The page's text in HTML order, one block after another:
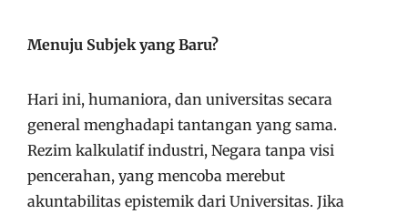
Menuju Subjek yang Baru?
Hari ini, humaniora, dan universitas secara
general menghadapi tantangan yang sama.
Rezim kalkulatif industri, Negara tanpa visi
pencerahan, yang mencoba merebut
akuntabilitas epistemik dari Universitas. Jika